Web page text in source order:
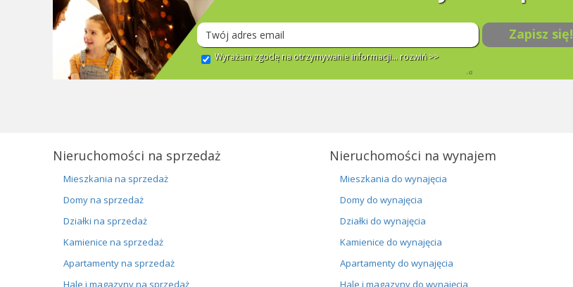
Zapisz się!
Wyrażam zgodę na otrzymywanie informacji... rozwiń >>
Nieruchomości na sprzedaż
Mieszkania na sprzedaż
Domy na sprzedaż
Działki na sprzedaż
Kamienice na sprzedaż
Apartamenty na sprzedaż
Hale i magazyny na sprzedaż
Nieruchomości na wynajem
Mieszkania do wynajęcia
Domy do wynajęcia
Działki do wynajęcia
Kamienice do wynajęcia
Apartamenty do wynajęcia
Hale i magazyny do wynajęcia